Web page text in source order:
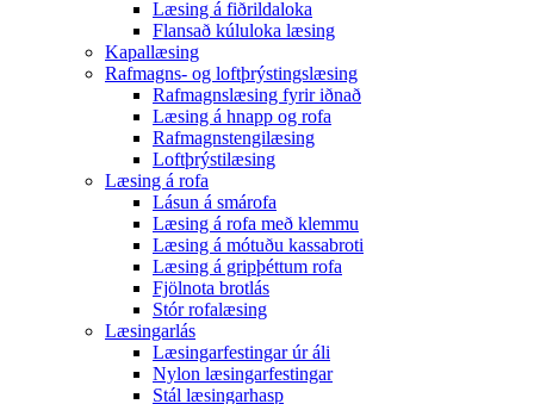
Læsing á fiðrildaloka
Flansað kúluloka læsing
Kapallæsing
Rafmagns- og loftþrýstingslæsing
Rafmagnslæsing fyrir iðnað
Læsing á hnapp og rofa
Rafmagnstengilæsing
Loftþrýstilæsing
Læsing á rofa
Lásun á smárofa
Læsing á rofa með klemmu
Læsing á mótuðu kassabroti
Læsing á gripþéttum rofa
Fjölnota brotlás
Stór rofalæsing
Læsingarlás
Læsingarfestingar úr áli
Nylon læsingarfestingar
Stál læsingarhasp